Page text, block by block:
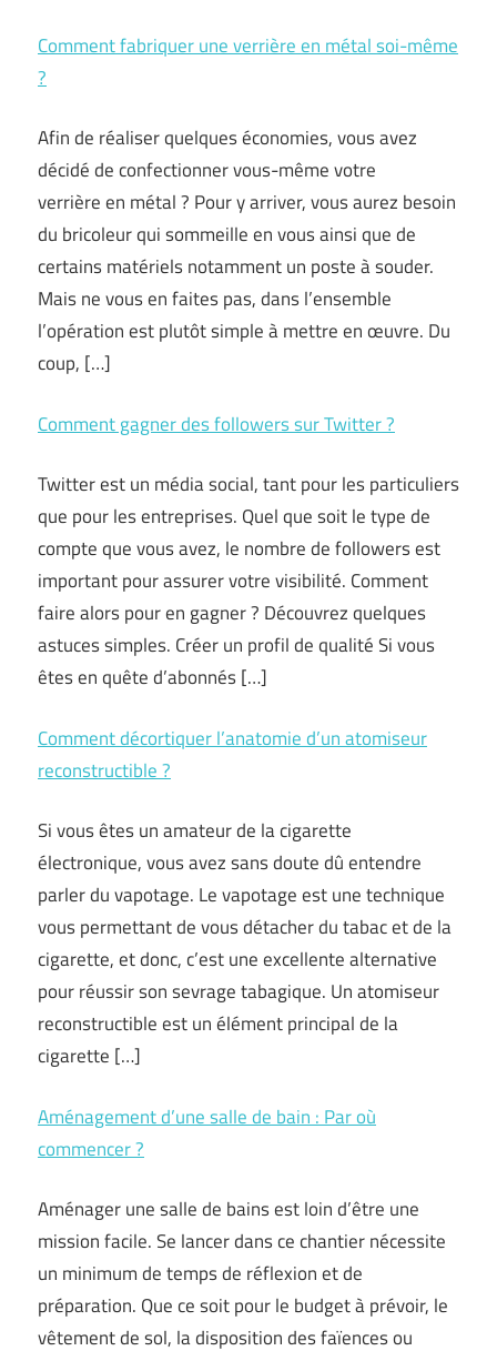
Comment fabriquer une verrière en métal soi-même
?
Afin de réaliser quelques économies, vous avez
décidé de confectionner vous-même votre
verrière en métal ? Pour y arriver, vous aurez besoin
du bricoleur qui sommeille en vous ainsi que de
certains matériels notamment un poste à souder.
Mais ne vous en faites pas, dans l’ensemble
l’opération est plutôt simple à mettre en œuvre. Du
coup, […]
Comment gagner des followers sur Twitter ?
Twitter est un média social, tant pour les particuliers
que pour les entreprises. Quel que soit le type de
compte que vous avez, le nombre de followers est
important pour assurer votre visibilité. Comment
faire alors pour en gagner ? Découvrez quelques
astuces simples. Créer un profil de qualité Si vous
êtes en quête d’abonnés […]
Comment décortiquer l’anatomie d’un atomiseur
reconstructible ?
Si vous êtes un amateur de la cigarette
électronique, vous avez sans doute dû entendre
parler du vapotage. Le vapotage est une technique
vous permettant de vous détacher du tabac et de la
cigarette, et donc, c’est une excellente alternative
pour réussir son sevrage tabagique. Un atomiseur
reconstructible est un élément principal de la
cigarette […]
Aménagement d’une salle de bain : Par où
commencer ?
Aménager une salle de bains est loin d’être une
mission facile. Se lancer dans ce chantier nécessite
un minimum de temps de réflexion et de
préparation. Que ce soit pour le budget à prévoir, le
vêtement de sol, la disposition des faïences ou